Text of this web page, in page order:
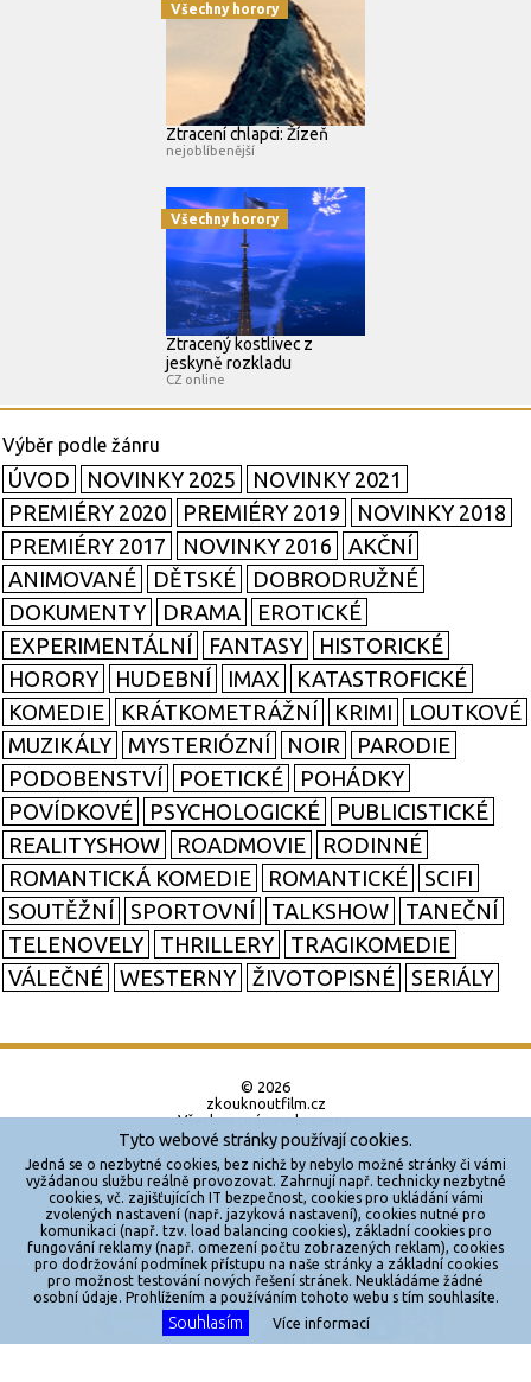
X
Všechny horory
Ztracení chlapci: Žízeň
nejoblíbenější
Všechny horory
Ztracený kostlivec z
jeskyně rozkladu
CZ online
ÚVOD NOVINKY 2025
NOVINKY 2021
PREMIÉRY 2020
PREMIÉRY 2019
NOVINKY 2018
PREMIÉRY 2017
NOVINKY 2016
AKČNÍ
ANIMOVANÉ
DĚTSKÉ
DOBRODRUŽNÉ
DOKUMENTY
DRAMA
EROTICKÉ
EXPERIMENTÁLNÍ
FANTASY
HISTORICKÉ
HORORY
HUDEBNÍ IMAX
KATASTROFICKÉ
KOMEDIE
KRÁTKOMETRÁŽNÍ KRIMI
LOUTKOVÉ
MUZIKÁLY
MYSTERIÓZNÍ NOIR
PARODIE
PODOBENSTVÍ
POETICKÉ
POHÁDKY
POVÍDKOVÉ
PSYCHOLOGICKÉ
PUBLICISTICKÉ
REALITYSHOW
ROADMOVIE
RODINNÉ
ROMANTICKÁ KOMEDIE
ROMANTICKÉ
SCIFI
SOUTĚŽNÍ
SPORTOVNÍ TALKSHOW
TANEČNÍ
TELENOVELY
THRILLERY
TRAGIKOMEDIE
VÁLEČNÉ
WESTERNY ŽIVOTOPISNÉ SERIÁLY
© 2026
zkouknoutfilm.cz
Všechna práva vyhrazena.
Powered by
Reklama
Sítě
Redakce
Jakékoliv užití obsahu je bez souhlasu provozovatele zakázáno.
Tyto webové stránky používají cookies.
Jedná se o nezbytné cookies, bez nichž by nebylo možné stránky či vámi
vyžádanou službu reálně provozovat. Zahrnují např. technicky nezbytné
cookies, vč. zajišťujících IT bezpečnost, cookies pro ukládání vámi
zvolených nastavení (např. jazyková nastavení), cookies nutné pro
komunikaci (např. tzv. load balancing cookies), základní cookies pro
fungování reklamy (např. omezení počtu zobrazených reklam), cookies
pro dodržování podmínek přístupu na naše stránky a základní cookies
pro možnost testování nových řešení stránek. Neukládáme žádné
osobní údaje. Prohlížením a používáním tohoto webu s tím souhlasíte.
Souhlasím Více informací